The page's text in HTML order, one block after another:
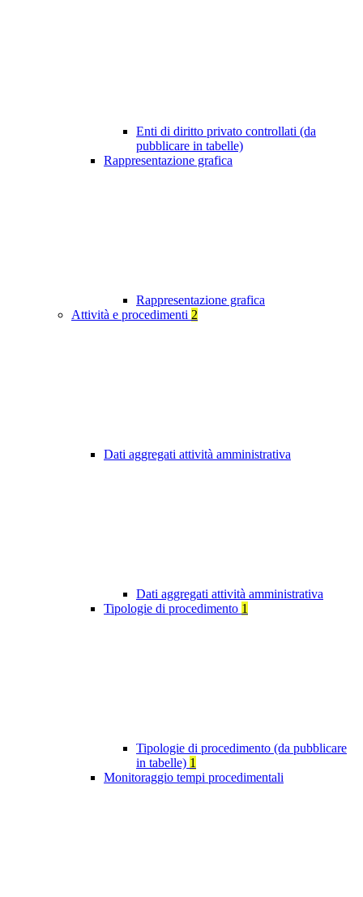
Enti di diritto privato controllati (da
pubblicare in tabelle)
Rappresentazione grafica
Rappresentazione grafica
Attività e procedimenti 2
Dati aggregati attività amministrativa
Dati aggregati attività amministrativa
Tipologie di procedimento 1
Tipologie di procedimento (da pubblicare
in tabelle) 1
Monitoraggio tempi procedimentali